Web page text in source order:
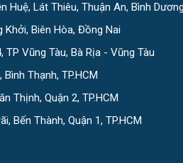
Huệ, Lát Thiêu, Thuận An, Bình
Biên Hòa, Đồng Nai
Vũng Tàu, Bà Rịa - Vũng Tàu
Thạnh, TP.HCM
Thịnh, Quận 2, TP.HCM
Bến Thành, Quận 1, TP.HCM